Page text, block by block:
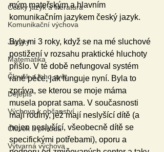
Český jazyk a literatura
Komunikační výchova
Jazyky
Matematika
Člověk a jeho svět
Dějepis
Výchova k občanství
Člověk a příroda
Výtvarná výchova
mým mateřským a hlavním
komunikačním jazykem český jazyk.
Byly mi 3 roky, když se na mé sluchové
postižení v rozsahu praktické hluchoty
přišlo. V té době nefungoval systém
rané péče, jak funguje nyní. Byla to
zpráva, se kterou se moje máma
musela poprat sama. V současnosti
mají rodiny, jež mají neslyšící dítě (a
nejen neslyšící, všeobecně dítě se
specifickými potřebami), oporu a